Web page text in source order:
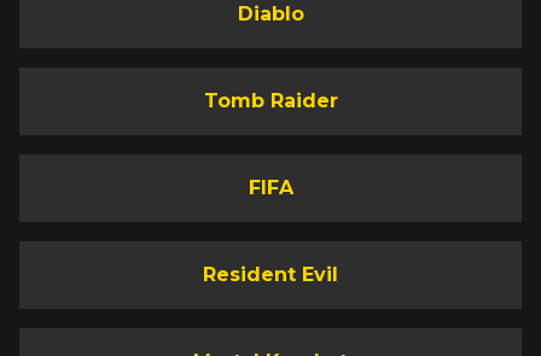
Diablo
Tomb Raider
FIFA
Resident Evil